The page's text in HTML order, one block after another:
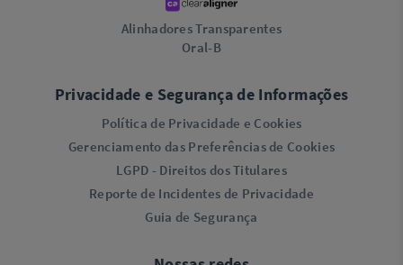
Alinhadores Transparentes
Oral-B
Privacidade e Segurança de Informações
Política de Privacidade e Cookies
Gerenciamento das Preferências de Cookies
LGPD - Direitos dos Titulares
Reporte de Incidentes de Privacidade
Guia de Segurança